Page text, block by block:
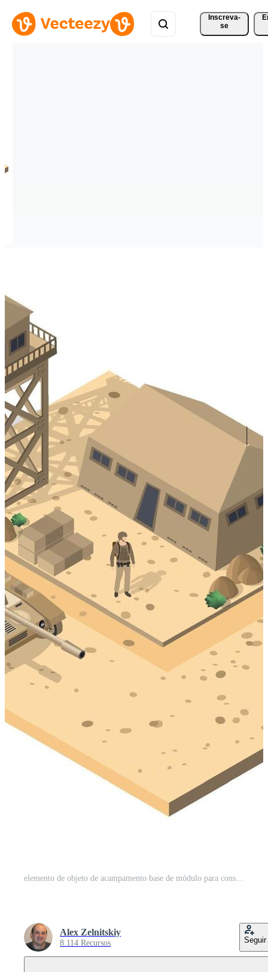
Inscreva-
se
elemento de objeto de acampamento base de módulo para construção de projeto de exército tropa armada isométrica armada objetos de transporte militar. equipamento de guerra força elementos gráficos tanque máquina ilustração 3d Vetor Pro
Alex Zelnitskiy
8.114 Recursos Seguir